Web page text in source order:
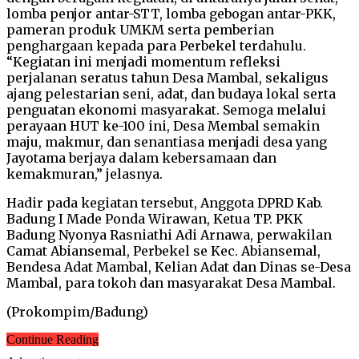
lomba penjor antar-STT, lomba gebogan antar-PKK,
pameran produk UMKM serta pemberian
penghargaan kepada para Perbekel terdahulu.
“Kegiatan ini menjadi momentum refleksi
perjalanan seratus tahun Desa Mambal, sekaligus
ajang pelestarian seni, adat, dan budaya lokal serta
penguatan ekonomi masyarakat. Semoga melalui
perayaan HUT ke-100 ini, Desa Membal semakin
maju, makmur, dan senantiasa menjadi desa yang
Jayotama berjaya dalam kebersamaan dan
kemakmuran,” jelasnya.
Hadir pada kegiatan tersebut, Anggota DPRD Kab.
Badung I Made Ponda Wirawan, Ketua TP. PKK
Badung Nyonya Rasniathi Adi Arnawa, perwakilan
Camat Abiansemal, Perbekel se Kec. Abiansemal,
Bendesa Adat Mambal, Kelian Adat dan Dinas se-Desa
Mambal, para tokoh dan masyarakat Desa Mambal.
(Prokompim/Badung)
Continue Reading